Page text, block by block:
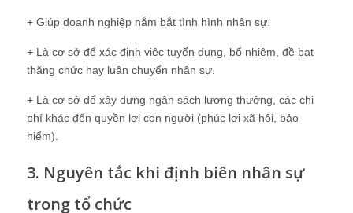
+ Giúp doanh nghiệp nắm bắt tình hình nhân sự.
+ Là cơ sở để xác định việc tuyển dụng, bổ nhiệm, đề bạt
thăng chức hay luân chuyển nhân sự.
+ Là cơ sở để xây dựng ngân sách lương thưởng, các chi
phí khác đến quyền lợi con người (phúc lợi xã hội, bảo
hiểm).
3. Nguyên tắc khi định biên nhân sự
trong tổ chức